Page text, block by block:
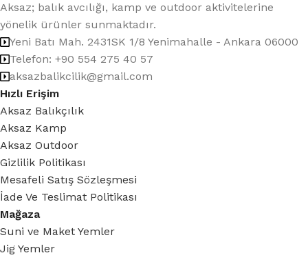
Aksaz; balık avcılığı, kamp ve outdoor aktivitelerine
yönelik ürünler sunmaktadır.
Yeni Batı Mah. 2431SK 1/8 Yenimahalle - Ankara 06000
Telefon: +90 554 275 40 57
aksazbalikcilik@gmail.com
Hızlı Erişim
Aksaz Balıkçılık
Aksaz Kamp
Aksaz Outdoor
Gizlilik Politikası
Mesafeli Satış Sözleşmesi
İade Ve Teslimat Politikası
Mağaza
Suni ve Maket Yemler
Jig Yemler